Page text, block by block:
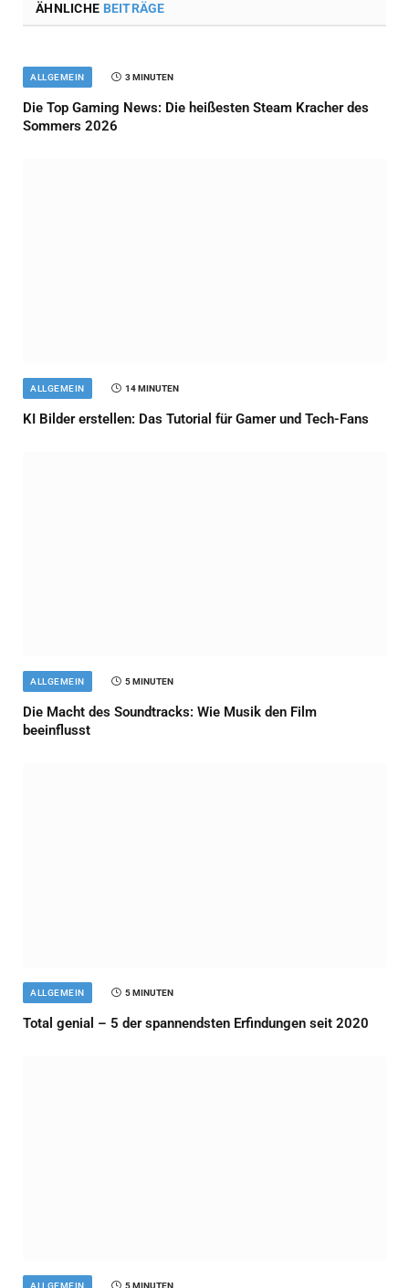
ÄHNLICHE BEITRÄGE
ALLGEMEIN 3 MINUTEN
Die Top Gaming News: Die heißesten Steam Kracher des
Sommers 2026
ALLGEMEIN 14 MINUTEN
KI Bilder erstellen: Das Tutorial für Gamer und Tech-Fans
ALLGEMEIN 5 MINUTEN
Die Macht des Soundtracks: Wie Musik den Film
beeinflusst
ALLGEMEIN 5 MINUTEN
Total genial – 5 der spannendsten Erfindungen seit 2020
ALLGEMEIN 5 MINUTEN